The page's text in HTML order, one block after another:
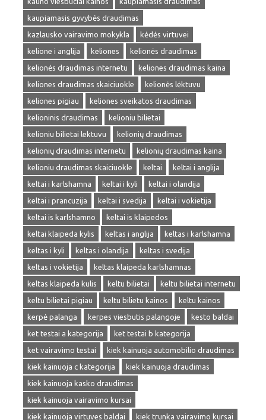
kaupiamasis gyvybės draudimas
kazlausko vairavimo mokykla
kėdės virtuvei
kelione i anglija
keliones
kelionės draudimas
kelionės draudimas internetu
keliones draudimas kaina
keliones draudimas skaiciuokle
kelionės lėktuvu
keliones pigiau
keliones sveikatos draudimas
kelioninis draudimas
kelioniu bilietai
kelioniu bilietai lektuvu
kelionių draudimas
kelionių draudimas internetu
kelionių draudimas kaina
kelioniu draudimas skaiciuokle
keltai
keltai i anglija
keltai i karlshamna
keltai i kyli
keltai i olandija
keltai i prancuzija
keltai i svedija
keltai i vokietija
keltai is karlshamno
keltai is klaipedos
keltai klaipeda kylis
keltas i anglija
keltas i karlshamna
keltas i kyli
keltas i olandija
keltas i svedija
keltas i vokietija
keltas klaipeda karlshamnas
keltas klaipeda kulis
keltu bilietai
keltu bilietai internetu
keltu bilietai pigiau
keltu bilietu kainos
keltu kainos
kerpė palanga
kerpes viesbutis palangoje
kesto baldai
ket testai a kategorija
ket testai b kategorija
ket vairavimo testai
kiek kainuoja automobilio draudimas
kiek kainuoja c kategorija
kiek kainuoja draudimas
kiek kainuoja kasko draudimas
kiek kainuoja vairavimo kursai
kiek kainuoja virtuves baldai
kiek trunka vairavimo kursai